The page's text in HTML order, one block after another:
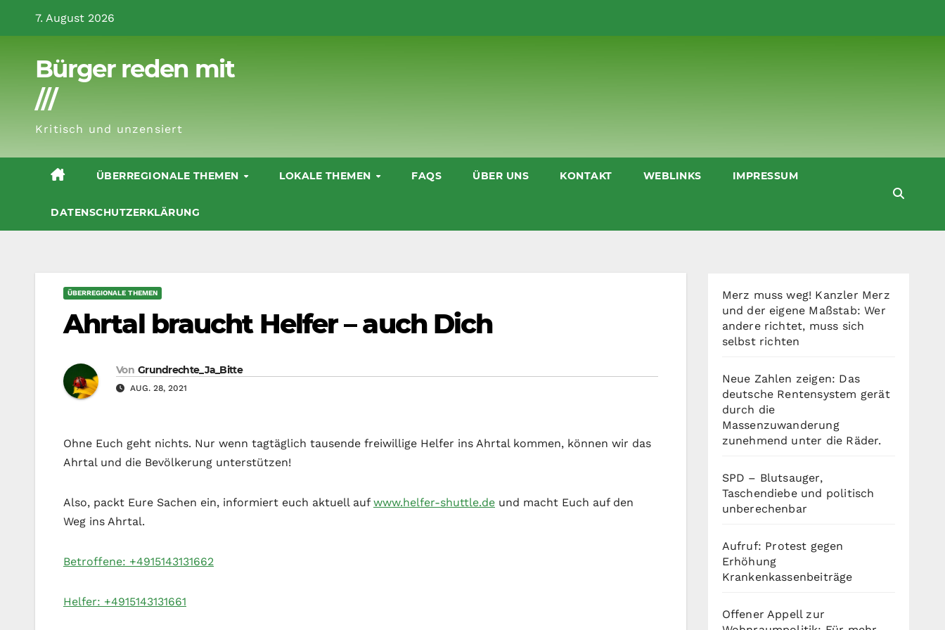
7. August 2026
Bürger reden mit
///
Kritisch und unzensiert
ÜBERREGIONALE THEMEN LOKALE THEMEN FAQS ÜBER UNS KONTAKT WEBLINKS IMPRESSUM
DATENSCHUTZERKLÄRUNG
ÜBERREGIONALE THEMEN
Ahrtal braucht Helfer – auch Dich
Von Grundrechte_Ja_Bitte
AUG. 28, 2021
Ohne Euch geht nichts. Nur wenn tagtäglich tausende freiwillige Helfer ins Ahrtal kommen, können wir das
Ahrtal und die Bevölkerung unterstützen!
Also, packt Eure Sachen ein, informiert euch aktuell auf www.helfer-shuttle.de und macht Euch auf den
Weg ins Ahrtal.
Betroffene: +4915143131662
Helfer: +4915143131661
Merz muss weg! Kanzler Merz
und der eigene Maßstab: Wer
andere richtet, muss sich
selbst richten
Neue Zahlen zeigen: Das
deutsche Rentensystem gerät
durch die
Massenzuwanderung
zunehmend unter die Räder.
SPD – Blutsauger,
Taschendiebe und politisch
unberechenbar
Aufruf: Protest gegen
Erhöhung
Krankenkassenbeiträge
Offener Appell zur